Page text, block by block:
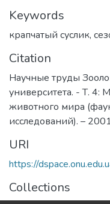
Keywords
крапчатый суслик,
Citation
Научные труды
университета. - Т. 4:
животного мира
исследований). –
URI
https://
Collections